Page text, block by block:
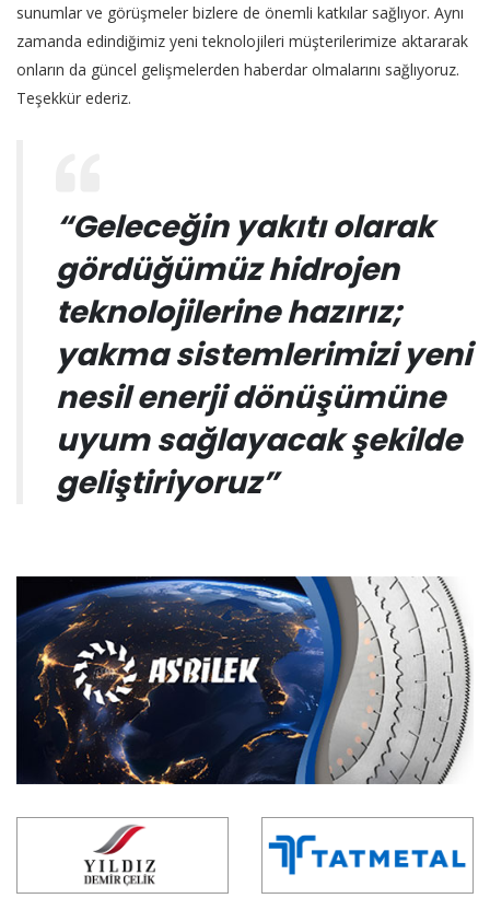
sunumlar ve görüşmeler bizlere de önemli katkılar sağlıyor. Aynı
zamanda edindiğimiz yeni teknolojileri müşterilerimize aktararak
onların da güncel gelişmelerden haberdar olmalarını sağlıyoruz.
Teşekkür ederiz.
“Geleceğin yakıtı olarak
gördüğümüz hidrojen
teknolojilerine hazırız;
yakma sistemlerimizi yeni
nesil enerji dönüşümüne
uyum sağlayacak şekilde
geliştiriyoruz”